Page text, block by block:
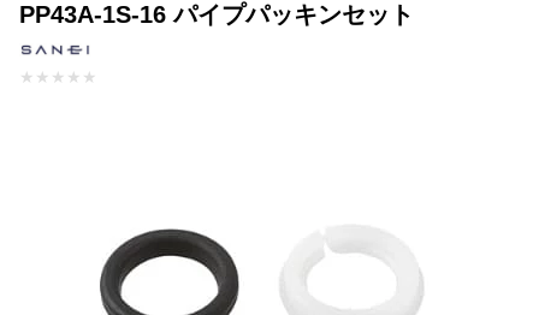
PP43A-1S-16 パイプパッキンセット
★ ★ ★ ★ ★